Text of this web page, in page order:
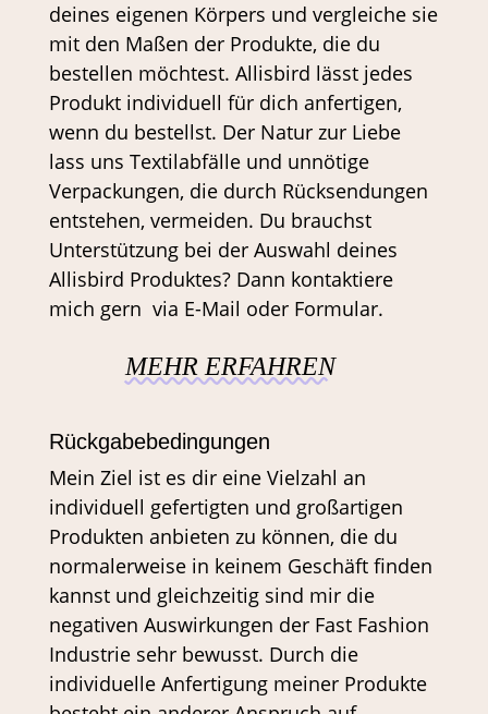
deines eigenen Körpers und vergleiche sie
mit den Maßen der Produkte, die du
bestellen möchtest. Allisbird lässt jedes
Produkt individuell für dich anfertigen,
wenn du bestellst. Der Natur zur Liebe
lass uns Textilabfälle und unnötige
Verpackungen, die durch Rücksendungen
entstehen, vermeiden. Du brauchst
Unterstützung bei der Auswahl deines
Allisbird Produktes? Dann kontaktiere
mich gern via E-Mail oder Formular.
MEHR ERFAHREN
Rückgabebedingungen
Mein Ziel ist es dir eine Vielzahl an
individuell gefertigten und großartigen
Produkten anbieten zu können, die du
normalerweise in keinem Geschäft finden
kannst und gleichzeitig sind mir die
negativen Auswirkungen der Fast Fashion
Industrie sehr bewusst. Durch die
individuelle Anfertigung meiner Produkte